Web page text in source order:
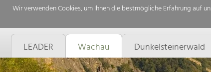
Wir verwenden Cookies, um Ihnen die bestmögliche Erfahrung auf
LEADER Wachau Dunkelsteinerwald